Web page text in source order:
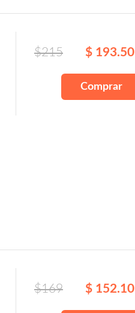
$215 $ 193.50
Comprar
$169 $ 152.10